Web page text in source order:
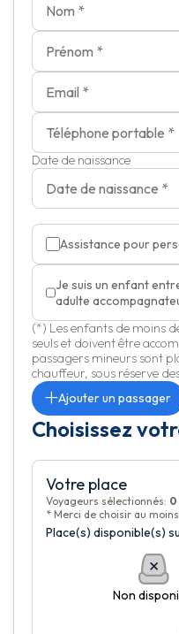
Date de naissance
Assistance pour
Je suis un enfant
adulte
(*) Les enfants de moins
seuls et doivent être
passagers mineurs sont
chauffeur, sous réserve
Ajouter un passager
Choisissez
Votre place
Voyageurs sélectionnés: 0
* Merci de choisir au
Place(s) disponible(s)
Non